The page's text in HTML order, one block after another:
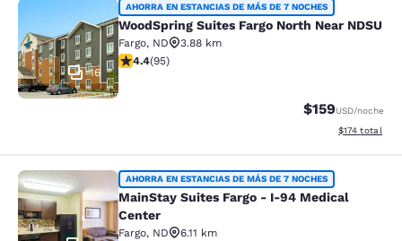
WoodSpring Suites Fargo North
16
AHORRA EN ESTANCIAS DE MÁS DE 7 NOCHES
WoodSpring Suites Fargo North Near NDSU
Fargo, ND
3.88 km
Calificación de 4.4 estrellas. Excelente. 95 reseñas
4.4(95)
$159USD/noche
Ver detalles
$174 total
MainStay Suites Fargo - I-94
AHORRA EN ESTANCIAS DE MÁS DE 7 NOCHES
MainStay Suites Fargo - I-94 Medical
Center
Fargo, ND
6.11 km